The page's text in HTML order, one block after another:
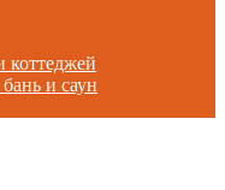
коттеджей
и саун